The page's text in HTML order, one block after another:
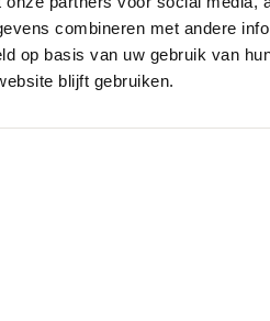
combineren met andere
op basis van uw gebruik van
blijft gebruiken.